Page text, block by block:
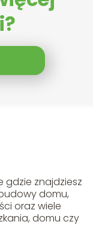
gdzie znajdziesz
domu,
oraz wiele
domu czy